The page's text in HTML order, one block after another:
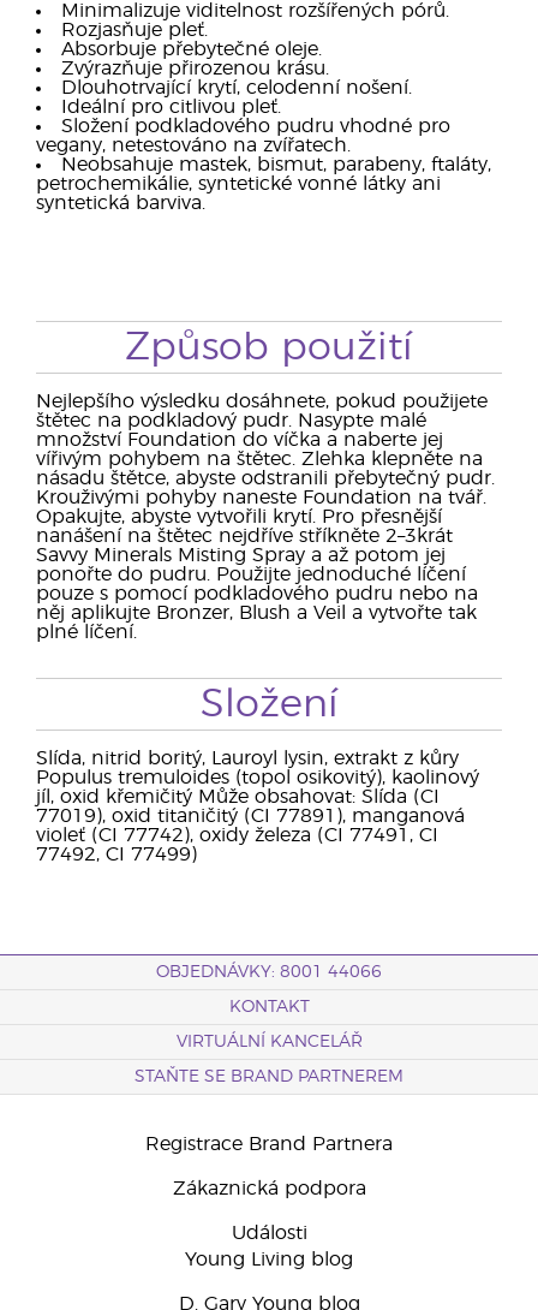
Minimalizuje viditelnost rozšířených pórů.
Rozjasňuje pleť.
Absorbuje přebytečné oleje.
Zvýrazňuje přirozenou krásu.
Dlouhotrvající krytí, celodenní nošení.
Ideální pro citlivou pleť.
Složení podkladového pudru vhodné pro
vegany, netestováno na zvířatech.
Neobsahuje mastek, bismut, parabeny, ftaláty,
petrochemikálie, syntetické vonné látky ani
syntetická barviva.
Způsob použití
Nejlepšího výsledku dosáhnete, pokud použijete
štětec na podkladový pudr. Nasypte malé
množství Foundation do víčka a naberte jej
vířivým pohybem na štětec. Zlehka klepněte na
násadu štětce, abyste odstranili přebytečný pudr.
Krouživými pohyby naneste Foundation na tvář.
Opakujte, abyste vytvořili krytí. Pro přesnější
nanášení na štětec nejdříve stříkněte 2–3krát
Savvy Minerals Misting Spray a až potom jej
ponořte do pudru. Použijte jednoduché líčení
pouze s pomocí podkladového pudru nebo na
něj aplikujte Bronzer, Blush a Veil a vytvořte tak
plné líčení.
Složení
Slída, nitrid boritý, Lauroyl lysin, extrakt z kůry
Populus tremuloides (topol osikovitý), kaolinový
jíl, oxid křemičitý Může obsahovat: Slída (CI
77019), oxid titaničitý (CI 77891), manganová
violeť (CI 77742), oxidy železa (CI 77491, CI
77492, CI 77499)
OBJEDNÁVKY: 8001 44066
KONTAKT
VIRTUÁLNÍ KANCELÁŘ
STAŇTE SE BRAND PARTNEREM
Registrace Brand Partnera
Zákaznická podpora
Události
Young Living blog
D. Gary Young blog